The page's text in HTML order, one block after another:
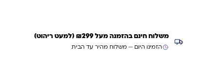
משלוח חינם בהזמנה מעל ₪299 (למעט ריהוט)
הזמינו היום — משלוח מהיר עד הבית